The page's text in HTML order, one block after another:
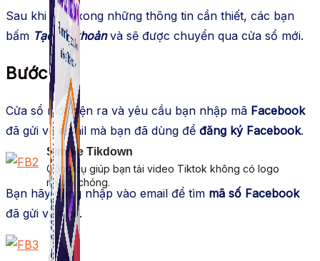
Simple Tikdown
Công cụ giúp bạn tải video Tiktok không có logo
nhanh chóng.
Sau khi điền xong những thông tin cần thiết, các bạn
bấm Tạo tài khoảnvà sẽ được chuyển qua cửa sổ mới.
Bước 2
Cửa sổ mới hiện ra và yêu cầu bạn nhập mã Facebook
đã gửi về email mà bạn đã dùng để đăng ký Facebook.
Bạn hãy đăng nhập vào email để tìm mã số Facebook
đã gửi về nhé.